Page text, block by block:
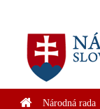
Národná rada